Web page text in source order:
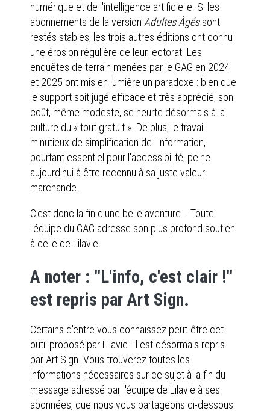
numérique et de l'intelligence artificielle. Si les
abonnements de la version Adultes Âgéssont
restés stables, les trois autres éditions ont connu
une érosion régulière de leur lectorat. Les
enquêtes de terrain menées par le GAG en 2024
et 2025 ont mis en lumière un paradoxe : bien que
le support soit jugé efficace et très apprécié, son
coût, même modeste, se heurte désormais à la
culture du « tout gratuit ». De plus, le travail
minutieux de simplification de l'information,
pourtant essentiel pour l'accessibilité, peine
aujourd'hui à être reconnu à sa juste valeur
marchande.
C'est donc la fin d'une belle aventure... Toute
l'équipe du GAG adresse son plus profond soutien
à celle de Lilavie.
A noter : "L'info, c'est clair !"
est repris par Art Sign.
Certains d'entre vous connaissez peut-être cet
outil proposé par Lilavie. Il est désormais repris
par Art Sign. Vous trouverez toutes les
informations nécessaires sur ce sujet à la fin du
message adressé par l'équipe de Lilavie à ses
abonnées, que nous vous partageons ci-dessous.